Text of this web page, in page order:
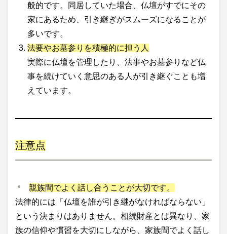
般的です。同居していた場合、仏壇がすでにその
家にあるため、引き継ぎがスムーズになることが
多いです。
法要やお墓参りを積極的に担う人
実際に仏壇を管理したり、法事やお墓参りなど仏
事を続けていく意思のある人が引き継ぐことも増
えています。
注意点
親族間でよく話し合うことが大切です。
法律的には「仏壇を誰が引き継がなければならない」
という決まりはありません。相続財産とは異なり、家
族の信仰や慣習を大切にしながら、家族間でよく話し